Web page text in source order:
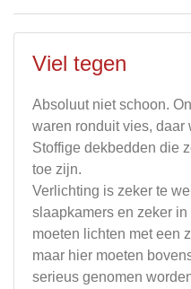
Viel tegen
Absoluut niet schoon.
waren ronduit vies, daar
Stoffige dekbedden die
toe zijn.
Verlichting is zeker te
slaapkamers en zeker
moeten lichten met een
maar hier moeten
serieus genomen